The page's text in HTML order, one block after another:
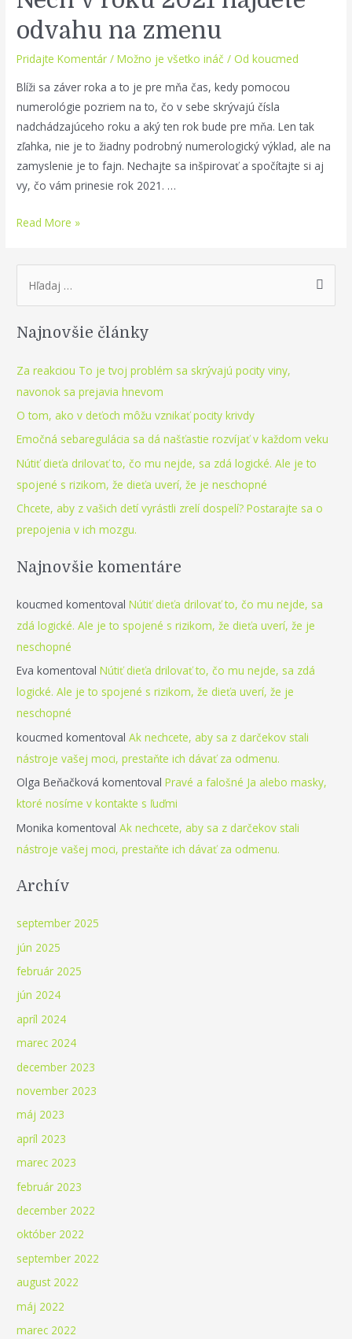
harmóniu
vo
svojej
rodine
odvahu na zmenu
Pridajte Komentár /Možno je všetko ináč / Od koucmed
Blíži sa záver roka a to je pre mňa čas, kedy pomocou
numerológie pozriem na to, čo v sebe skrývajú čísla
nadchádzajúceho roku a aký ten rok bude pre mňa. Len tak
zľahka, nie je to žiadny podrobný numerologický výklad, ale na
zamyslenie je to fajn. Nechajte sa inšpirovať a spočítajte si aj
vy, čo vám prinesie rok 2021. …
Nech
roku
2021
na
Read More »
r
o
r
:
Najnovšie články
Za reakciou To je tvoj problém sa skrývajú pocity viny,
navonok sa prejavia hnevom
O tom, ako v deťoch môžu vznikať pocity krivdy
Emočná sebaregulácia sa dá našťastie rozvíjať v každom veku
Nútiť dieťa drilovať to, čo mu nejde, sa zdá logické. Ale je to
spojené s rizikom, že dieťa uverí, že je neschopné
Chcete, aby z vašich detí vyrástli zrelí dospelí? Postarajte sa o
prepojenia v ich mozgu.
Najnovšie komentáre
koucmed komentovalNútiť dieťa drilovať to, čo mu nejde, sa
zdá logické. Ale je to spojené s rizikom, že dieťa uverí, že je
neschopné
Eva komentovalNútiť dieťa drilovať to, čo mu nejde, sa zdá
logické. Ale je to spojené s rizikom, že dieťa uverí, že je
neschopné
koucmed komentovalAk nechcete, aby sa z darčekov stali
nástroje vašej moci, prestaňte ich dávať za odmenu.
Olga Beňačková komentovalPravé a falošné Ja alebo masky,
ktoré nosíme v kontakte s ľuďmi
Monika komentovalAk nechcete, aby sa z darčekov stali
nástroje vašej moci, prestaňte ich dávať za odmenu.
Archív
september 2025
jún 2025
február 2025
jún 2024
apríl 2024
marec 2024
december 2023
november 2023
máj 2023
apríl 2023
marec 2023
február 2023
december 2022
október 2022
september 2022
august 2022
máj 2022
marec 2022